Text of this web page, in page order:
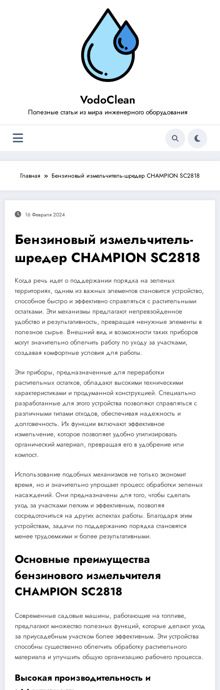
VodoClean
Полезные статьи из мира инженерного оборудования
Главная Бензиновый измельчитель-шредер CHAMPION SC2818
16 Февраля 2024
Бензиновый измельчитель-
шредер CHAMPION SC2818
Когда речь идет о поддержании порядка на зеленых
территориях, одним из важных элементов становится устройство,
способное быстро и эффективно справляться с растительными
остатками. Эти механизмы предлагают непревзойденное
удобство и результативность, превращая ненужные элементы в
полезное сырье. Внешний вид и возможности таких приборов
могут значительно облегчить работу по уходу за участками,
создавая комфортные условия для работы.
Эти приборы, предназначенные для переработки
растительных остатков, обладают высокими техническими
характеристиками и продуманной конструкцией. Специально
разработанные для этого устройства позволяют справляться с
различными типами отходов, обеспечивая надежность и
долговечность. Их функции включают эффективное
измельчение, которое позволяет удобно утилизировать
органический материал, превращая его в удобрение или
компост.
Использование подобных механизмов не только экономит
время, но и значительно упрощает процесс обработки зеленых
насаждений. Они предназначены для того, чтобы сделать
уход за участками легким и эффективным, позволяя
сосредоточиться на других аспектах работы. Благодаря этим
устройствам, задачи по поддержанию порядка становятся
менее трудоемкими и более результативными.
Основные преимущества
бензинового измельчителя
CHAMPION SC2818
Современные садовые машины, работающие на топливе,
предлагают множество полезных функций, которые делают уход
за приусадебным участком более эффективным. Эти устройства
способны существенно облегчить обработку растительного
материала и улучшить общую организацию рабочего процесса.
Высокая производительность и